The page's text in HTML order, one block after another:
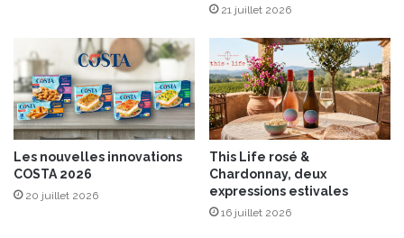
ée
21 juillet 2026
Les nouvelles innovations
COSTA 2026
20 juillet 2026
This Life rosé &
Chardonnay, deux
expressions estivales
16 juillet 2026